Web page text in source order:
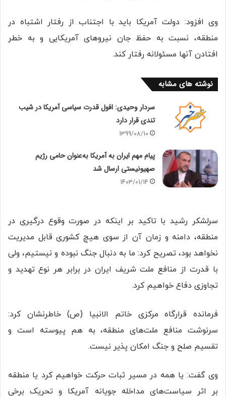
وی افزود: دولت آمریکا باید با اجتناب از رفتار اشتباه در
منطقه، نسبت به حفظ جان نیروهای آمریکایی و به خطر
افتادن آنها مسئولانه رفتار کند.
نوشته های مشابه
سردار وحیدی: افول قدرت سیاسی آمریکا در شیب
تندی قرار دارد
1399/08/10
پیام مهم ایران به آمریکا به‌عنوان حامی رژیم
صهیونیستی ارسال شد
1403/01/14
سرلشکر رشید با تاکید بر اینکه در صورت وقوع درگیری در
منطقه، دامنه و زمان آن از سوی هیچ کشوری قابل مدیریت
نخواهد بود، تصریح کرد: ما به دنبال جنگ نبوده و نیستیم، ولی
با قدرت از منافع ملت شریف ایران در برابر هر نوع تهدید و
تجاوزی دفاع خواهیم کرد.
فرمانده قرارگاه مرکزی خاتم الانبیا (ص) خاطرنشان کرد:
سرنوشت منافع ملت‌های منطقه، به هم پیوسته است و
تقسیم صلح و جنگ امکان پذیر نیست.
وی گفت: یا همه در مسیر ثبات حرکت خواهیم کرد یا منطقه
بر اثر سیاست‌های مداخله جویانه آمریکا و تحریک برخی